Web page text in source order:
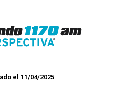
el 11/04/2025